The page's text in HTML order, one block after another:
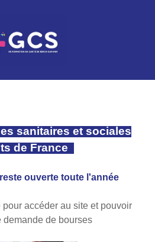
sanitaires et sociales
de France
ouverte toute l'année
accéder au site et pouvoir
demande de bourses